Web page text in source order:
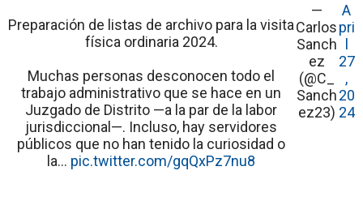
Preparación de listas de archivo para la visita
física ordinaria 2024.
Muchas personas desconocen todo el
trabajo administrativo que se hace en un
Juzgado de Distrito —a la par de la labor
jurisdiccional—. Incluso, hay servidores
públicos que no han tenido la curiosidad o
la… pic.twitter.com/gqQxPz7nu8
—
Carlos
Sanch
ez
(@C_
Sanch
ez23)
A
pri
l
27
,
20
24